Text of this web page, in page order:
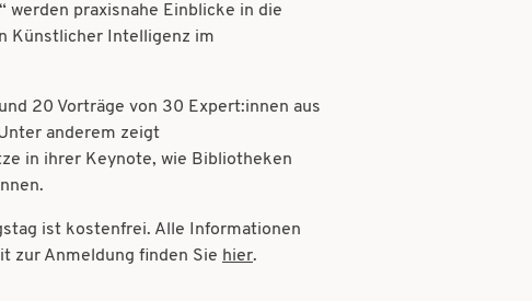
praxisnahe Einblicke in die
Künstlicher Intelligenz im
20 Vorträge von 30 Expert:innen aus
anderem zeigt
in ihrer Keynote, wie Bibliotheken
ist kostenfrei. Alle Informationen
zur Anmeldung finden Sie hier.